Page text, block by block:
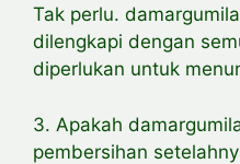
Tak perlu.
dilengkapi dengan
diperlukan untuk
3. Apakah
pembersihan